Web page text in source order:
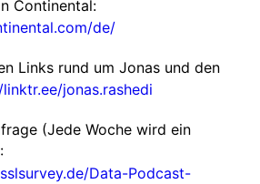
Continental:
de/
Links rund um Jonas und den
jonas.rashedi
(Jede Woche wird ein
Data-Podcast-